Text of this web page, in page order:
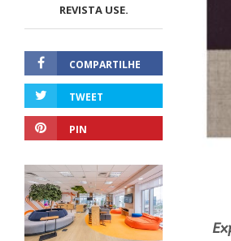
REVISTA USE.
COMPARTILHE
TWEET
PIN